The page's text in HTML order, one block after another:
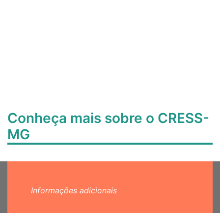
Conheça mais sobre o CRESS-
MG
Informações adicionais